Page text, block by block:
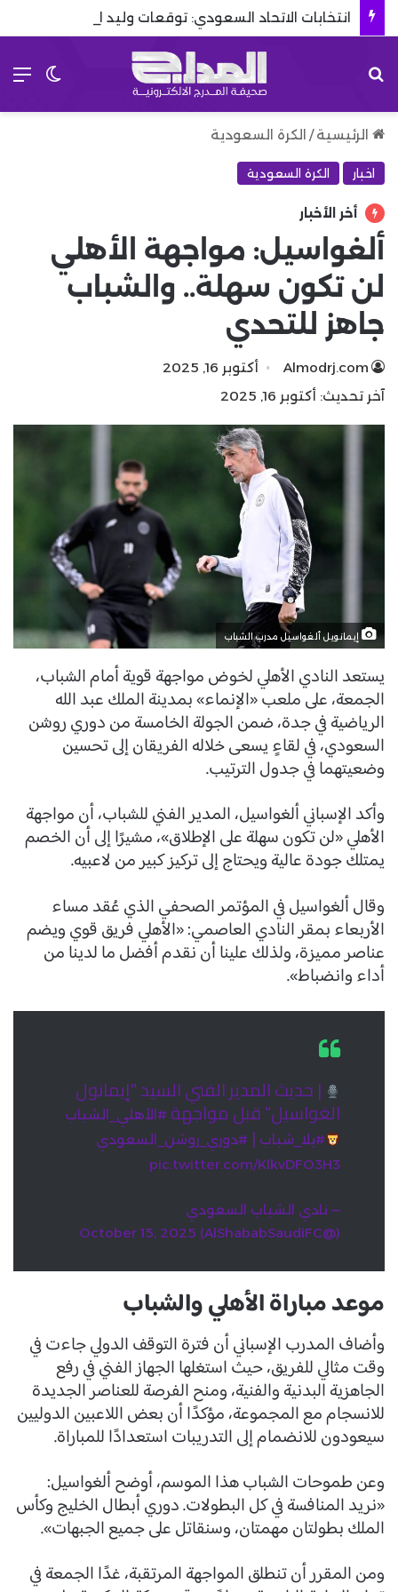
الرئيسية / الكرة السعودية
اخبار الكرة السعودية
أخر الأخبار
ألغواسيل: مواجهة الأهلي
لن تكون سهلة.. والشباب
جاهز للتحدي
Almodrj.com
أكتوبر 16, 2025
آخر تحديث: أكتوبر 16, 2025
إيمانويل ألغواسيل مدرب الشباب
يستعد النادي الأهلي لخوض مواجهة قوية أمام الشباب،
الجمعة، على ملعب «الإنماء» بمدينة الملك عبد الله
الرياضية في جدة، ضمن الجولة الخامسة من دوري روشن
السعودي، في لقاءٍ يسعى خلاله الفريقان إلى تحسين
وضعيتهما في جدول الترتيب.
وأكد الإسباني ألغواسيل، المدير الفني للشباب، أن مواجهة
الأهلي «لن تكون سهلة على الإطلاق»، مشيرًا إلى أن الخصم
يمتلك جودة عالية ويحتاج إلى تركيز كبير من لاعبيه.
وقال ألغواسيل في المؤتمر الصحفي الذي عُقد مساء
الأربعاء بمقر النادي العاصمي: «الأهلي فريق قوي ويضم
عناصر مميزة، ولذلك علينا أن نقدم أفضل ما لدينا من
أداء وانضباط».
| حديث المدير الفني السيد "إيمانول
الغواسيل" قبل مواجهة #الأهلي_الشباب
#يلا_شباب |#دوري_روشن_السعودي
pic.twitter.com/KlkvDFO3H3
— نادي الشباب السعودي
(@AlShababSaudiFC)
October 15, 2025
موعد مباراة الأهلي والشباب
وأضاف المدرب الإسباني أن فترة التوقف الدولي جاءت في
وقت مثالي للفريق، حيث استغلها الجهاز الفني في رفع
الجاهزية البدنية والفنية، ومنح الفرصة للعناصر الجديدة
للانسجام مع المجموعة، مؤكدًا أن بعض اللاعبين الدوليين
سيعودون للانضمام إلى التدريبات استعدادًا للمباراة.
وعن طموحات الشباب هذا الموسم، أوضح ألغواسيل:
«نريد المنافسة في كل البطولات. دوري أبطال الخليج وكأس
الملك بطولتان مهمتان، وسنقاتل على جميع الجبهات».
ومن المقرر أن تنطلق المواجهة المرتقبة، غدًا الجمعة في